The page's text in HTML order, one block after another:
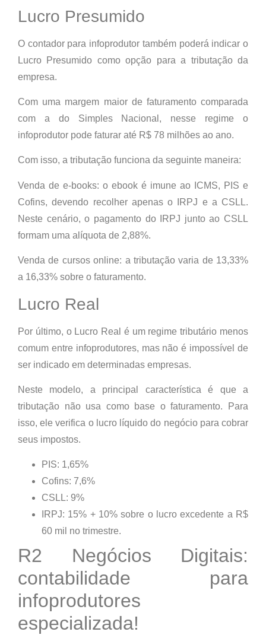
Lucro Presumido
O contador para infoprodutor também poderá indicar o
Lucro Presumido como opção para a tributação da
empresa.
Com uma margem maior de faturamento comparada
com a do Simples Nacional, nesse regime o
infoprodutor pode faturar até R$ 78 milhões ao ano.
Com isso, a tributação funciona da seguinte maneira:
Venda de e-books: o ebook é imune ao ICMS, PIS e
Cofins, devendo recolher apenas o IRPJ e a CSLL.
Neste cenário, o pagamento do IRPJ junto ao CSLL
formam uma alíquota de 2,88%.
Venda de cursos online: a tributação varia de 13,33%
a 16,33% sobre o faturamento.
Lucro Real
Por último, o Lucro Real é um regime tributário menos
comum entre infoprodutores, mas não é impossível de
ser indicado em determinadas empresas.
Neste modelo, a principal característica é que a
tributação não usa como base o faturamento. Para
isso, ele verifica o lucro líquido do negócio para cobrar
seus impostos.
PIS: 1,65%
Cofins: 7,6%
CSLL: 9%
IRPJ: 15% + 10% sobre o lucro excedente a R$
60 mil no trimestre.
R2 Negócios Digitais:
contabilidade para
infoprodutores
especializada!